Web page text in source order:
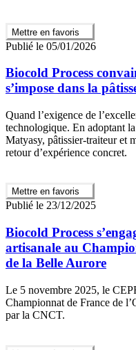
Mettre en favoris
Publié le 05/01/2026
Biocold Process
s’impose dans la
Quand l’exigence de
technologique. En adoptant
Matyasy, pâtissier-traiteur et
retour d’expérience concret.
Mettre en favoris
Publié le 23/12/2025
Biocold Process
artisanale au
de la Belle Aurore
Le 5 novembre 2025, le
Championnat de France de
par la CNCT.